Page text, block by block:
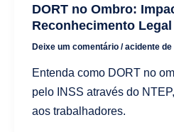
DORT no Ombro:
Reconhecimento Legal
Deixe um comentário /acidente
Entenda como DORT no
pelo INSS através do
aos trabalhadores.